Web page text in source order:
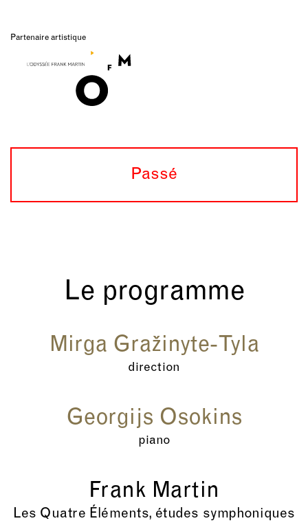
Partenaire artistique
Passé
Le programme
Mirga Gražinyte-Tyla
direction
Georgijs Osokins
piano
Frank Martin
Les Quatre Éléments, études symphoniques